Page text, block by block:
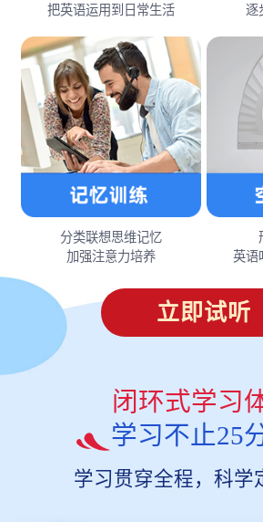
把英语运用到日常生活
逐
分类联想思维记忆
加强注意力培养
英语
立即试听
闭环式学习
学习不止25
学习贯穿全程，科学